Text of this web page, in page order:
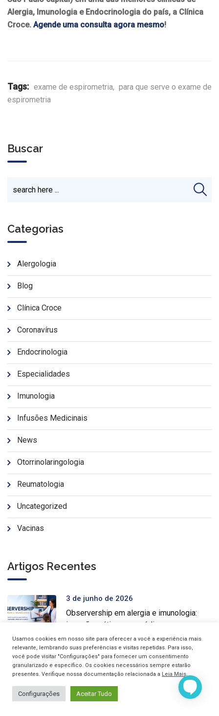
Alergia, Imunologia e Endocrinologia do país, a Clínica
Croce. Agende uma consulta agora mesmo!
Tags: exame de espirometria, para que serve o exame de
espirometria
Buscar
Categorias
Alergologia
Blog
Clínica Croce
Coronavírus
Endocrinologia
Especialidades
Imunologia
Infusões Medicinais
News
Otorrinolaringologia
Reumatologia
Uncategorized
Vacinas
Artigos Recentes
3 de junho de 2026
Observership em alergia e imunologia:
imersão prática para médicos
11 de maio de 2026
Gestão de clínicas e consultórios:
formação intensiva para médicos
Usamos cookies em nosso site para oferecer a você a experiência mais
relevante, lembrando suas preferências e visitas repetidas. Para isso,
você pode visitar "Configurações" para fornecer um consentimento
granularizado e específico. Os cookies necessários sempre estarão
presentes. Verifique nossa documentação relacionada a Leia Mais.
Configurações Aceitar Tudo